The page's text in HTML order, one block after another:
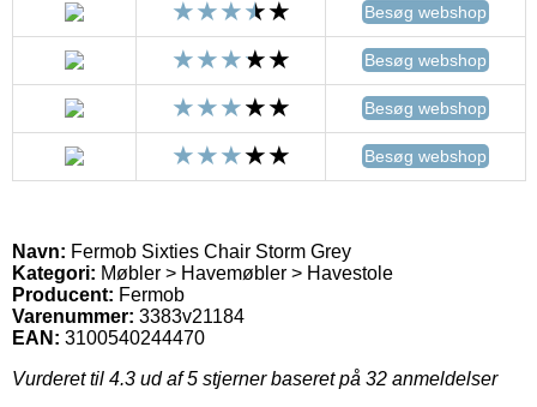
Besøg webshop
Besøg webshop
Besøg webshop
Besøg webshop
Navn: Fermob Sixties Chair Storm Grey
Kategori: Møbler > Havemøbler > Havestole
Producent: Fermob
Varenummer: 3383v21184
EAN: 3100540244470
Vurderet til 4.3 ud af 5 stjerner baseret på 32 anmeldelser